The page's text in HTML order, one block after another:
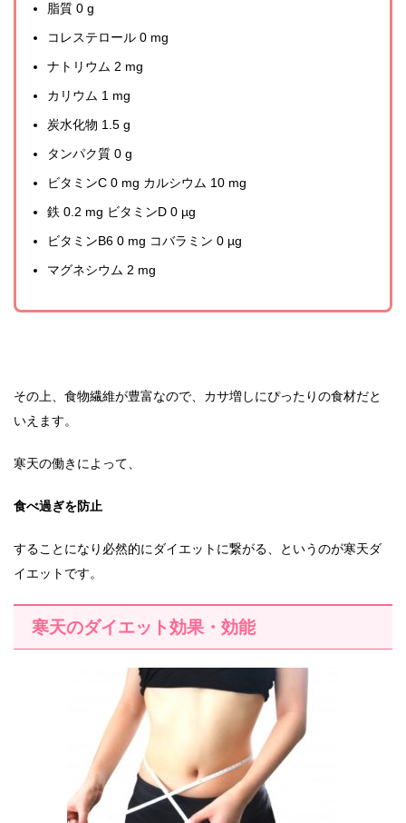
脂質 0 g
コレステロール 0 mg
ナトリウム 2 mg
カリウム 1 mg
炭水化物 1.5 g
タンパク質 0 g
ビタミンC 0 mg カルシウム 10 mg
鉄 0.2 mg ビタミンD 0 µg
ビタミンB6 0 mg コバラミン 0 µg
マグネシウム 2 mg
その上、食物繊維が豊富なので、カサ増しにぴったりの食材だと
いえます。
寒天の働きによって、
食べ過ぎを防止
することになり必然的にダイエットに繋がる、というのが寒天ダ
イエットです。
寒天のダイエット効果・効能